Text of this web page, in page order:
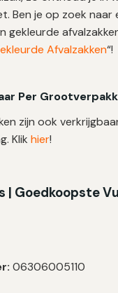
Ben je op zoek naar
gekleurde
Afvalzakken“!
Per
zijn ook
Klik hier!
| Goedkoopste
06306005110